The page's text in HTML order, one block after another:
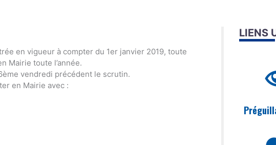
en vigueur à compter du 1er janvier 2019, toute
Mairie toute l’année.
vendredi précédent le scrutin.
en Mairie avec :
LIENS